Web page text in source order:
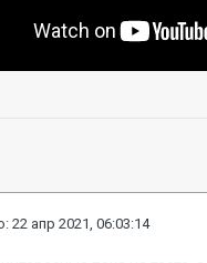
22 апр 2021, 06:03:14